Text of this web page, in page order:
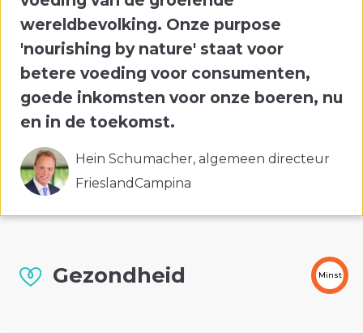
wereldbevolking. Onze purpose
'nourishing by nature' staat voor
betere voeding voor consumenten,
goede inkomsten voor onze boeren, nu
en in de toekomst.
Hein Schumacher, algemeen directeur
FrieslandCampina
Gezondheid Minst